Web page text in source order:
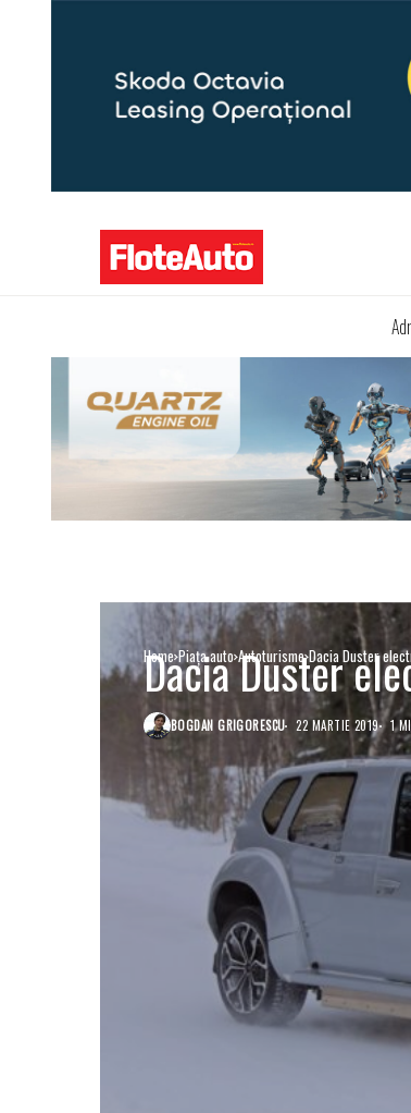
Home Piaţa auto Autoturisme Dacia Duster
Dacia Duster
BOGDAN GRIGORESCU 22 MARTIE 2019 1